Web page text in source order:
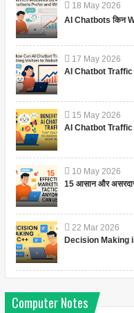
18 May 2026
AI Chatbots किन
17 May 2026
AI Chatbot Traffic
15 May 2026
AI Chatbot Traffic
10 May 2026
15 आसान और असरदार
22 Mar 2026
Decision Making
Computer Notes